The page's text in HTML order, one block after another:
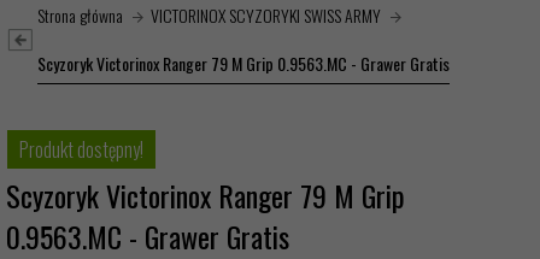
Strona główna
VICTORINOX SCYZORYKI SWISS ARMY
Scyzoryk Victorinox Ranger 79 M Grip 0.9563.MC - Grawer Gratis
Produkt dostępny!
Scyzoryk Victorinox Ranger 79 M Grip
0.9563.MC - Grawer Gratis